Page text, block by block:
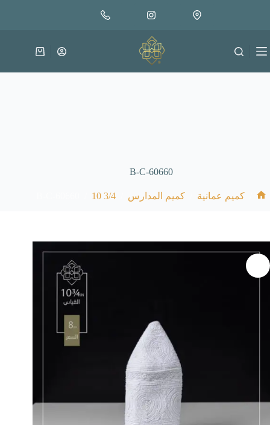
متوفر في المخزون
إضافة إلى السلة
عربة
B-C-60660
كميم عمانية كميم المدارس 3/4 10